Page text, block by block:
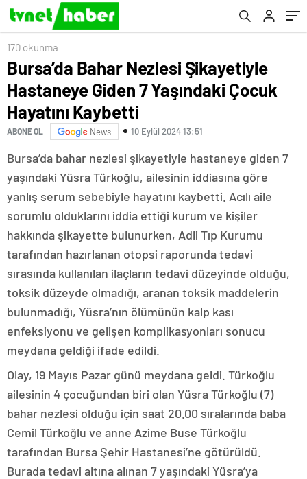
Kaybetti
170 okunma
Bursa’da Bahar Nezlesi Şikayetiyle
Hastaneye Giden 7 Yaşındaki Çocuk
Hayatını Kaybetti
ABONE OL News 10 Eylül 2024 13:51
Bursa’da bahar nezlesi şikayetiyle hastaneye giden 7
yaşındaki Yüsra Türkoğlu, ailesinin iddiasına göre
yanlış serum sebebiyle hayatını kaybetti. Acılı aile
sorumlu olduklarını iddia ettiği kurum ve kişiler
hakkında şikayette bulunurken, Adli Tıp Kurumu
tarafından hazırlanan otopsi raporunda tedavi
sırasında kullanılan ilaçların tedavi düzeyinde olduğu,
toksik düzeyde olmadığı, aranan toksik maddelerin
bulunmadığı, Yüsra’nın ölümünün kalp kası
enfeksiyonu ve gelişen komplikasyonları sonucu
meydana geldiği ifade edildi.
Olay, 19 Mayıs Pazar günü meydana geldi. Türkoğlu
ailesinin 4 çocuğundan biri olan Yüsra Türkoğlu (7)
bahar nezlesi olduğu için saat 20.00 sıralarında baba
Cemil Türkoğlu ve anne Azime Buse Türkoğlu
tarafından Bursa Şehir Hastanesi’ne götürüldü.
Burada tedavi altına alınan 7 yaşındaki Yüsra’ya